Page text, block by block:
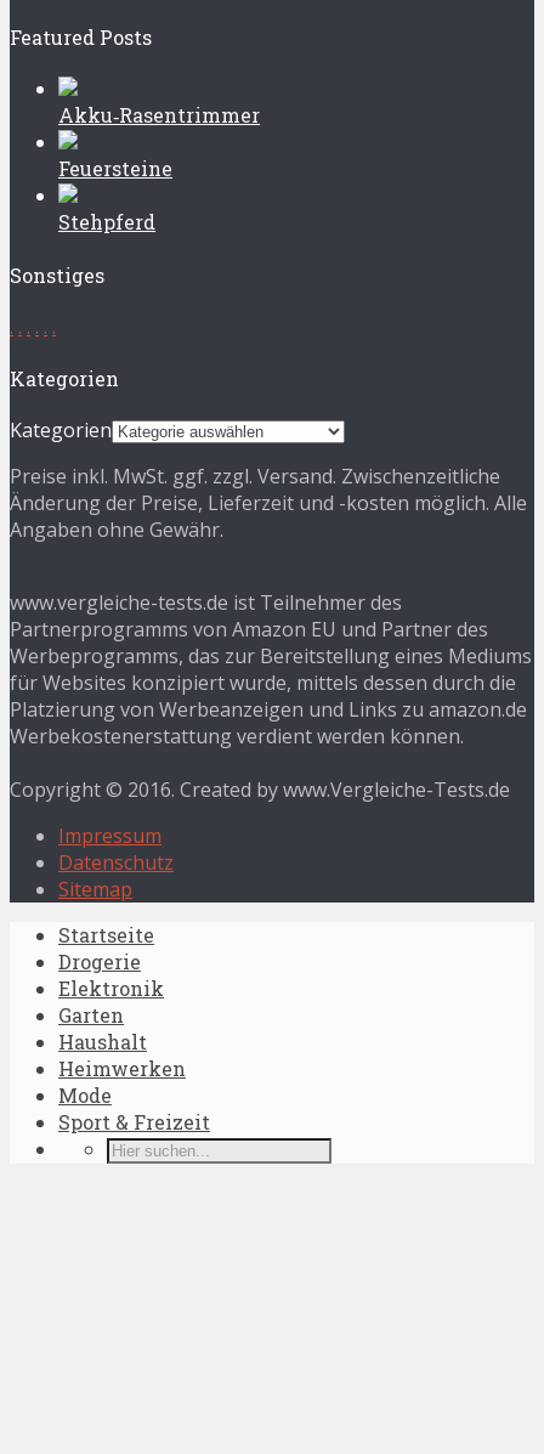
Featured Posts
Akku‑Rasentrimmer
Feuersteine
Stehpferd
Sonstiges
. . . . . .
Kategorien
Kategorien
Preise inkl. MwSt. ggf. zzgl. Versand. Zwischenzeitliche
Änderung der Preise, Lieferzeit und -kosten möglich. Alle
Angaben ohne Gewähr.
www.vergleiche-tests.de ist Teilnehmer des
Partnerprogramms von Amazon EU und Partner des
Werbeprogramms, das zur Bereitstellung eines Mediums
für Websites konzipiert wurde, mittels dessen durch die
Platzierung von Werbeanzeigen und Links zu amazon.de
Werbekostenerstattung verdient werden können.
Copyright © 2016. Created by www.Vergleiche-Tests.de
Impressum
Datenschutz
Sitemap
Startseite
Drogerie
Elektronik
Garten
Haushalt
Heimwerken
Mode
Sport & Freizeit